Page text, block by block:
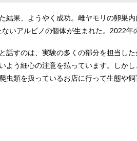
果、ようやく成功。雌ヤモリの卵巣
いアルビノの個体が生まれた。2022年
話すのは、実験の多くの部分を担当し
う細心の注意を払っています。しか
類を扱っているお店に行って生態や